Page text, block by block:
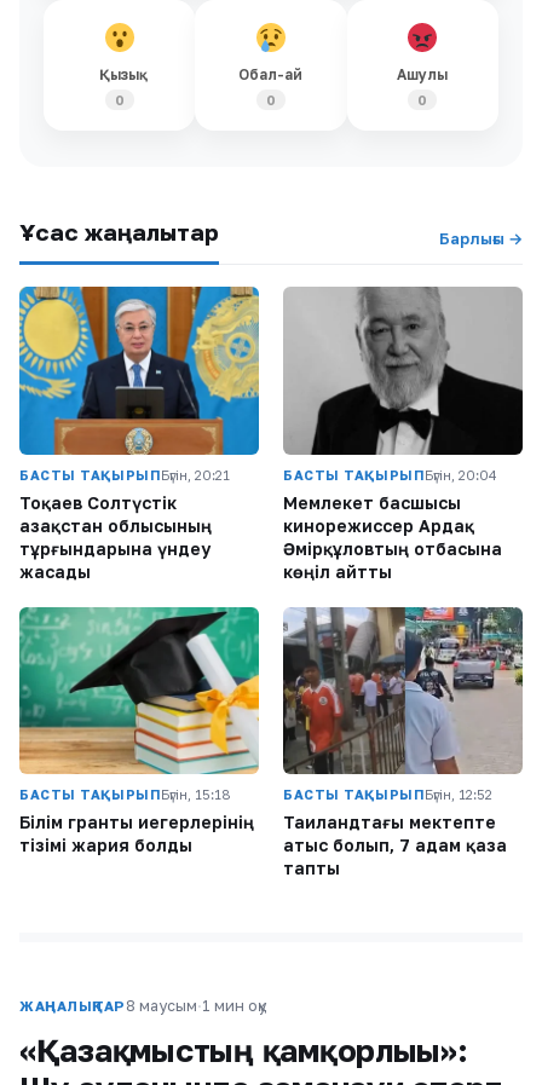
Қызық
0
Обал-ай
0
Ашулы
0
Ұқсас жаңалықтар Барлығы →
БАСТЫ ТАҚЫРЫПБүгін, 20:21
Тоқаев Солтүстік
Қазақстан облысының
тұрғындарына үндеу
жасады
БАСТЫ ТАҚЫРЫПБүгін, 20:04
Мемлекет басшысы
кинорежиссер Ардақ
Әмірқұловтың отбасына
көңіл айтты
БАСТЫ ТАҚЫРЫПБүгін, 15:18
Білім гранты иегерлерінің
тізімі жария болды
БАСТЫ ТАҚЫРЫПБүгін, 12:52
Таиландтағы мектепте
атыс болып, 7 адам қаза
тапты
ЖАҢАЛЫҚТАР 8 маусым·1 мин оқу
«Қазақмыстың қамқорлығы»: